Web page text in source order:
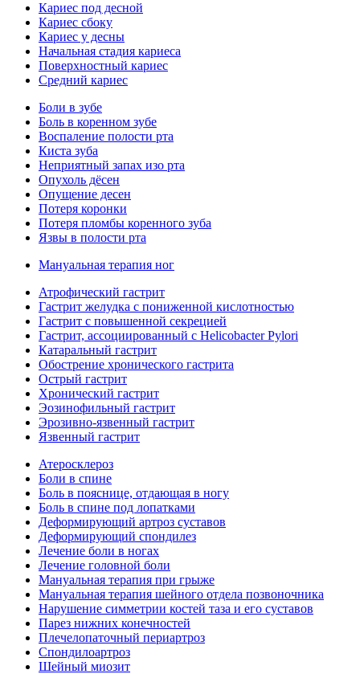
Кариес под десной
Кариес сбоку
Кариес у десны
Начальная стадия кариеса
Поверхностный кариес
Средний кариес
Боли в зубе
Боль в коренном зубе
Воспаление полости рта
Киста зуба
Неприятный запах изо рта
Опухоль дёсен
Опущение десен
Потеря коронки
Потеря пломбы коренного зуба
Язвы в полости рта
Мануальная терапия ног
Атрофический гастрит
Гастрит желудка с пониженной кислотностью
Гастрит с повышенной секрецией
Гастрит, ассоциированный с Helicobacter Pylori
Катаральный гастрит
Обострение хронического гастрита
Острый гастрит
Хронический гастрит
Эозинофильный гастрит
Эрозивно-язвенный гастрит
Язвенный гастрит
Атеросклероз
Боли в спине
Боль в пояснице, отдающая в ногу
Боль в спине под лопатками
Деформирующий артроз суставов
Деформирующий спондилез
Лечение боли в ногах
Лечение головной боли
Мануальная терапия при грыже
Мануальная терапия шейного отдела позвоночника
Нарушение симметрии костей таза и его суставов
Парез нижних конечностей
Плечелопаточный периартроз
Спондилоартроз
Шейный миозит